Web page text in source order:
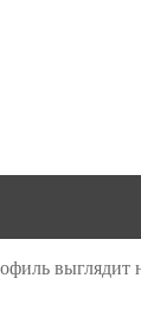
выглядит